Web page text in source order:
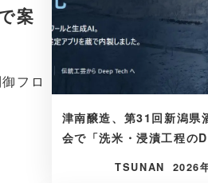
案
フロ
津南醸造、第31回新潟県
会で「洗米・浸漬工程の
TSUNAN 2026